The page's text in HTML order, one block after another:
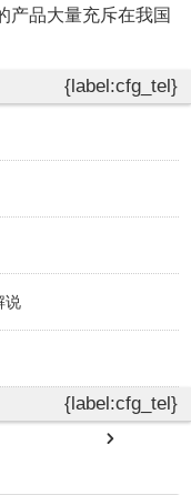
产品大量充斥在我国
{label:cfg_tel}
说
{label:cfg_tel}